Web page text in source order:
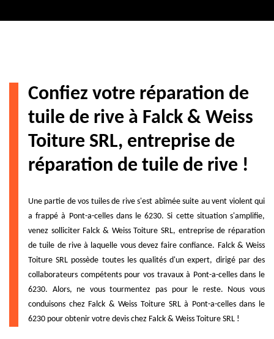
Confiez votre réparation de
tuile de rive à Falck & Weiss
Toiture SRL, entreprise de
réparation de tuile de rive !
Une partie de vos tuiles de rive s'est abîmée suite au vent violent qui
a frappé à Pont-a-celles dans le 6230. Si cette situation s'amplifie,
venez solliciter Falck & Weiss Toiture SRL, entreprise de réparation
de tuile de rive à laquelle vous devez faire confiance. Falck & Weiss
Toiture SRL possède toutes les qualités d'un expert, dirigé par des
collaborateurs compétents pour vos travaux à Pont-a-celles dans le
6230. Alors, ne vous tourmentez pas pour le reste. Nous vous
conduisons chez Falck & Weiss Toiture SRL à Pont-a-celles dans le
6230 pour obtenir votre devis chez Falck & Weiss Toiture SRL !